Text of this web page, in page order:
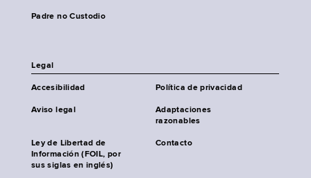
Padre no Custodio
Legal
Accesibilidad Política de privacidad
Aviso legal
Adaptaciones
razonables
Ley de Libertad de
Información (FOIL, por
sus siglas en inglés)
Contacto